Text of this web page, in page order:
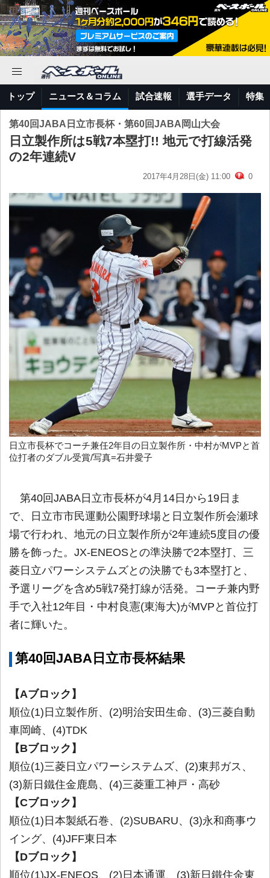
トップ ニュース＆コラム 試合速報 選手データ 特集
第40回JABA日立市長杯・第60回JABA岡山大会
日立製作所は5戦7本塁打!! 地元で打線活発
の2年連続V
2017年4月28日(金) 11:00 0
日立市長杯でコーチ兼任2年目の日立製作所・中村がMVPと首
位打者のダブル受賞/写真=石井愛子
第40回JABA日立市長杯が4月14日から19日ま
で、日立市市民運動公園野球場と日立製作所会瀬球
場で行われ、地元の日立製作所が2年連続5度目の優
勝を飾った。JX-ENEOSとの準決勝で2本塁打、三
菱日立パワーシステムズとの決勝でも3本塁打と、
予選リーグを含め5戦7発打線が活発。コーチ兼内野
手で入社12年目・中村良憲(東海大)がMVPと首位打
者に輝いた。
第40回JABA日立市長杯結果
【Aブロック】
順位(1)日立製作所、(2)明治安田生命、(3)三菱自動
車岡崎、(4)TDK
【Bブロック】
順位(1)三菱日立パワーシステムズ、(2)東邦ガス、
(3)新日鐵住金鹿島、(4)三菱重工神戸・高砂
【Cブロック】
順位(1)日本製紙石巻、(2)SUBARU、(3)永和商事ウ
イング、(4)JFF東日本
【Dブロック】
順位(1)JX-ENEOS、(2)日本通運、(3)新日鐵住金東